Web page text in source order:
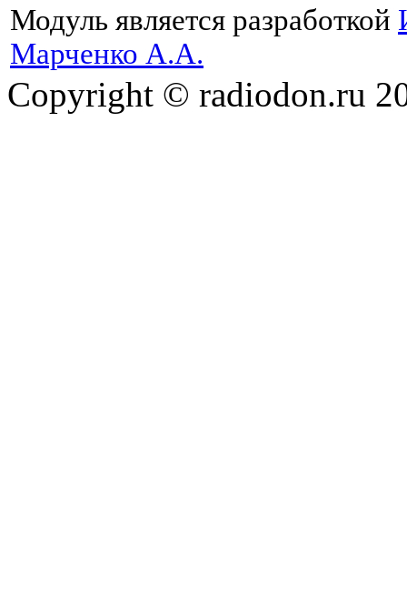
Модуль является разработкой
Марченко А.А.
Copyright © radiodon.ru